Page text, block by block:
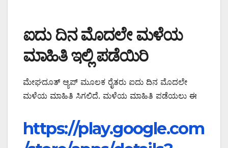
ಐದು ದಿನ ಮೊದಲೇ ಮಳೆಯ
ಮಾಹಿತಿ ಇಲ್ಲಿ ಪಡೆಯಿರಿ
ಮೇಘದೂತ್ ಆ್ಯಪ್ ಮೂಲಕ ರೈತರು ಐದು ದಿನ ಮೊದಲೇ
ಮಳೆಯ ಮಾಹಿತಿ ಸಿಗಲಿದೆ. ಮಳೆಯ ಮಾಹಿತಿ ಪಡೆಯಲು ಈ
https://play.google.com